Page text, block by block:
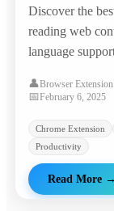
Discover the
reading web
language
👤Browser Extension
📅February 6, 2025
Chrome Extension
Productivity
Read More →